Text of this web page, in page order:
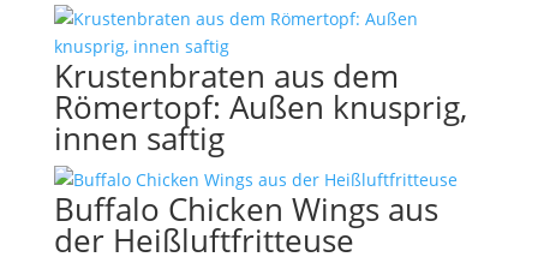
Krustenbraten aus dem
Römertopf: Außen knusprig,
innen saftig
Buffalo Chicken Wings aus
der Heißluftfritteuse